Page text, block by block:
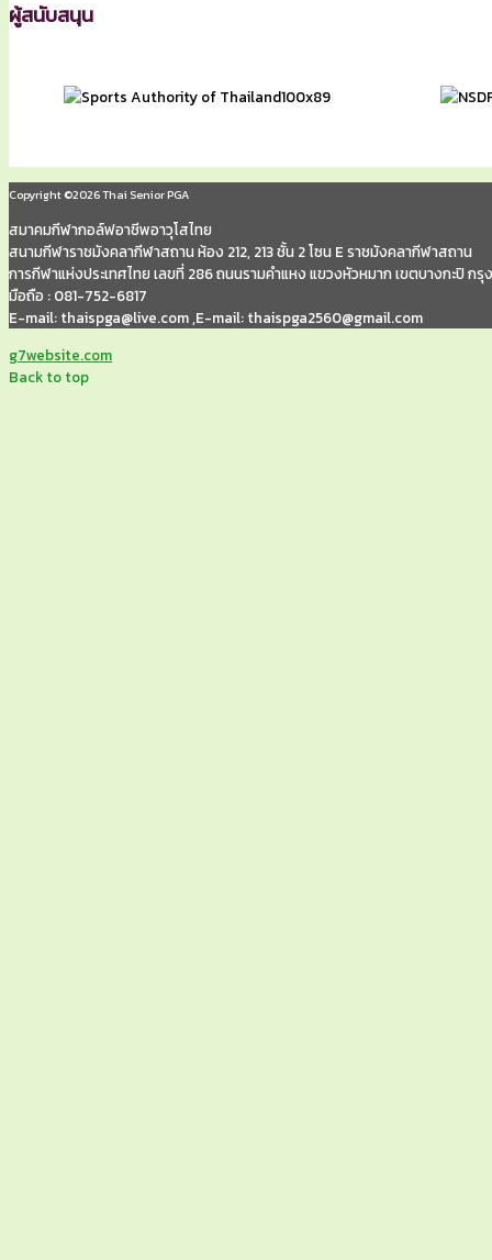
ผู้สนับสนุน
Copyright ©2026 Thai Senior PGA
สมาคมกีฬากอล์ฟอาชีพอาวุโสไทย
สนามกีฬาราชมังคลากีฬาสถาน ห้อง 212, 213 ชั้น 2 โซน E ราชมังคลากีฬาสถาน
การกีฬาแห่งประเทศไทย เลขที่ 286 ถนนรามคำแหง แขวงหัวหมาก เขตบางกะปิ กรุ
มือถือ : 081-752-6817
E-mail: thaispga@live.com ,E-mail: thaispga2560@gmail.com
g7website.com
Back to top